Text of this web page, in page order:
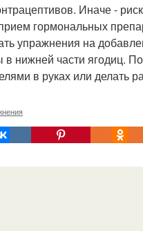
Иначе -
гормональных
упражнения на
нижней части ягодиц.
в руках или делать